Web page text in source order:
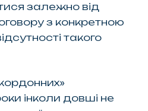
залежно від
з конкретною
такого
інколи довші не